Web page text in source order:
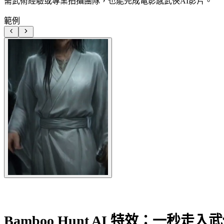
範例
Bamboo Hunt AI 特效：一秒走入